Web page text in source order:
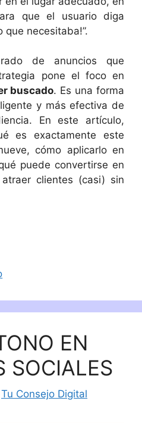
que el usuario diga
que necesitaba!”.
de anuncios que
pone el foco en
buscado. Es una forma
y más efectiva de
En este artículo,
es exactamente este
cómo aplicarlo en
puede convertirse en
clientes (casi) sin
EN
SOCIALES
Tu Consejo Digital